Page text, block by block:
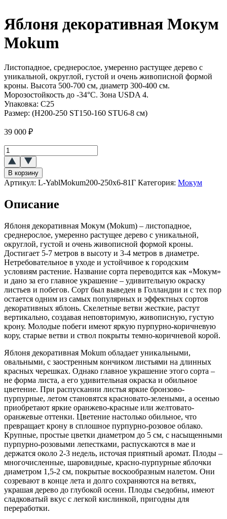
Яблоня декоративная Мокум
Mokum
Листопадное, среднерослое, умеренно растущее дерево с
уникальной, округлой, густой и очень живописной формой
кроны. Высота 500-700 см, диаметр 300-400 см.
Морозостойкость до -34°C. Зона USDA 4.
Упаковка: C25
Размер: (H200-250 ST150-160 STU6-8 см)
39 000 ₽
Количество
товара
Яблоня
декоративная
Мокум
В корзину
Артикул: L-YablMokum200-250x6-81Г Категория: Мокум
Описание
Яблоня декоративная Мокум (Mokum) – листопадное,
среднерослое, умеренно растущее дерево с уникальной,
округлой, густой и очень живописной формой кроны.
Достигает 5-7 метров в высоту и 3-4 метров в диаметре.
Нетребовательное в уходе и устойчивое к городским
условиям растение. Название сорта переводится как «Мокум»
и дано за его главное украшение – удивительную окраску
листьев и побегов. Сорт был выведен в Голландии и с тех пор
остается одним из самых популярных и эффектных сортов
декоративных яблонь. Скелетные ветви жесткие, растут
вертикально, создавая неповторимую, живописную, густую
крону. Молодые побеги имеют яркую пурпурно-коричневую
кору, старые ветви и ствол покрыты темно-коричневой корой.
Яблоня декоративная Mokum обладает уникальными,
овальными, с заостренным кончиком листьями на длинных
красных черешках. Однако главное украшение этого сорта –
не форма листа, а его удивительная окраска и обильное
цветение. При распускании листья яркие бронзово-
пурпурные, летом становятся красновато-зелеными, а осенью
приобретают яркие оранжево-красные или желтовато-
оранжевые оттенки. Цветение настолько обильное, что
превращает крону в сплошное пурпурно-розовое облако.
Крупные, простые цветки диаметром до 5 см, с насыщенными
пурпурно-розовыми лепестками, распускаются в мае и
держатся около 2-3 недель, источая приятный аромат. Плоды –
многочисленные, шаровидные, красно-пурпурные яблочки
диаметром 1,5-2 см, покрытые воскообразным налетом. Они
созревают в конце лета и долго сохраняются на ветвях,
украшая дерево до глубокой осени. Плоды съедобны, имеют
сладковатый вкус с легкой кислинкой, пригодны для
переработки.